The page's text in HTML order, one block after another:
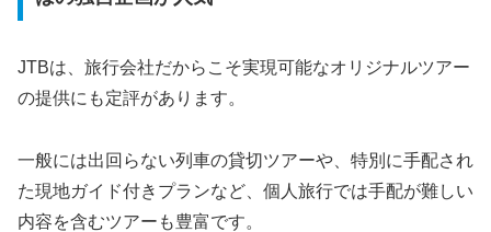
JTBは、旅行会社だからこそ実現可能なオリジナルツアー
の提供にも定評があります。
一般には出回らない列車の貸切ツアーや、特別に手配され
た現地ガイド付きプランなど、個人旅行では手配が難しい
内容を含むツアーも豊富です。